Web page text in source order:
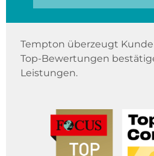
Tempton überzeugt
Top-Bewertungen
Leistungen.